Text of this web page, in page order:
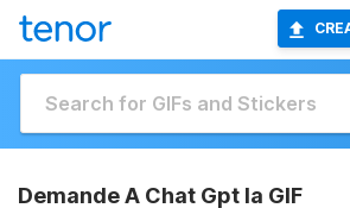
Demande A Chat Gpt Ia GIF